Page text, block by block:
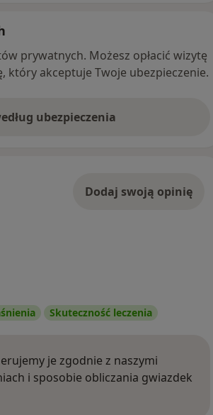
prywatnych. Możesz opłacić wizytę
który akceptuje Twoje ubezpieczenie.
ubezpieczenia
Dodaj swoją opinię
Skuteczność leczenia
je zgodnie z naszymi
i sposobie obliczania gwiazdek